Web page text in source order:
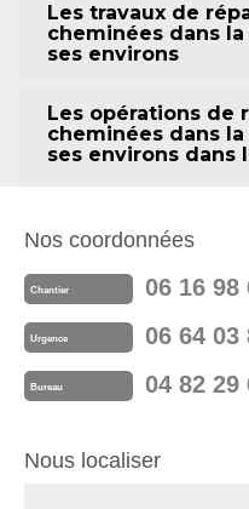
Les travaux de
cheminées dans
ses environs
Les opérations de
cheminées dans
ses environs dans
Nos coordonnées
Chantier 06 16 98
Urgence 06 64 03
Bureau 04 82 29
Nous localiser